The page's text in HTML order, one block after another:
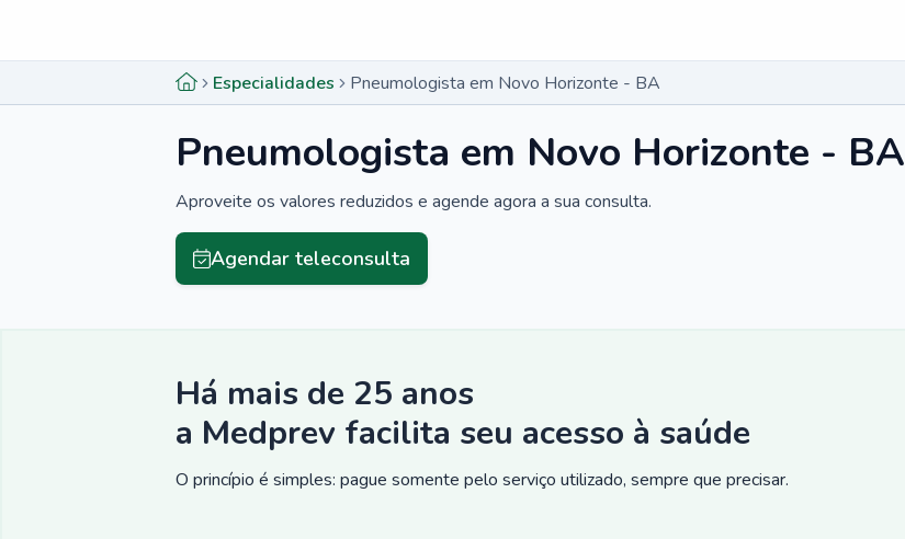
Especialidades Pneumologista em Novo Horizonte - BA
Pneumologista em Novo Horizonte - BA
Aproveite os valores reduzidos e agende agora a sua consulta.
Agendar teleconsulta
Há mais de 25 anos
a Medprev facilita seu acesso à saúde
O princípio é simples: pague somente pelo serviço utilizado, sempre que precisar.